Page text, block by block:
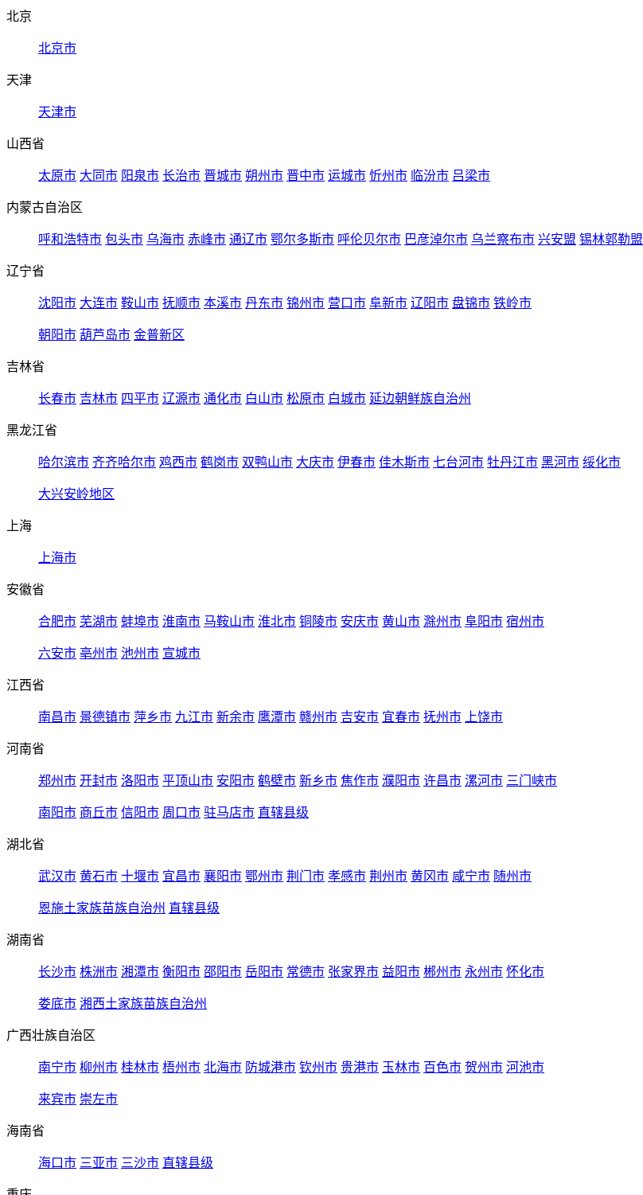
北京
北京市
天津
天津市
山西省
太原市 大同市 阳泉市 长治市 晋城市 朔州市 晋中市 运城市 忻州市 临汾市 吕梁市
内蒙古自治区
呼和浩特市 包头市 乌海市 赤峰市 通辽市 鄂尔多斯市 呼伦贝尔市 巴彦淖尔市 乌兰察布市 兴安盟 锡林郭勒盟
辽宁省
沈阳市 大连市 鞍山市 抚顺市 本溪市 丹东市 锦州市 营口市 阜新市 辽阳市 盘锦市 铁岭市
朝阳市 葫芦岛市 金普新区
吉林省
长春市 吉林市 四平市 辽源市 通化市 白山市 松原市 白城市 延边朝鲜族自治州
黑龙江省
哈尔滨市 齐齐哈尔市 鸡西市 鹤岗市 双鸭山市 大庆市 伊春市 佳木斯市 七台河市 牡丹江市 黑河市 绥化市
大兴安岭地区
上海
上海市
安徽省
合肥市 芜湖市 蚌埠市 淮南市 马鞍山市 淮北市 铜陵市 安庆市 黄山市 滁州市 阜阳市 宿州市
六安市 亳州市 池州市 宣城市
江西省
南昌市 景德镇市 萍乡市 九江市 新余市 鹰潭市 赣州市 吉安市 宜春市 抚州市 上饶市
河南省
郑州市 开封市 洛阳市 平顶山市 安阳市 鹤壁市 新乡市 焦作市 濮阳市 许昌市 漯河市 三门峡市
南阳市 商丘市 信阳市 周口市 驻马店市 直辖县级
湖北省
武汉市 黄石市 十堰市 宜昌市 襄阳市 鄂州市 荆门市 孝感市 荆州市 黄冈市 咸宁市 随州市
恩施土家族苗族自治州 直辖县级
湖南省
长沙市 株洲市 湘潭市 衡阳市 邵阳市 岳阳市 常德市 张家界市 益阳市 郴州市 永州市 怀化市
娄底市 湘西土家族苗族自治州
广西壮族自治区
南宁市 柳州市 桂林市 梧州市 北海市 防城港市 钦州市 贵港市 玉林市 百色市 贺州市 河池市
来宾市 崇左市
海南省
海口市 三亚市 三沙市 直辖县级